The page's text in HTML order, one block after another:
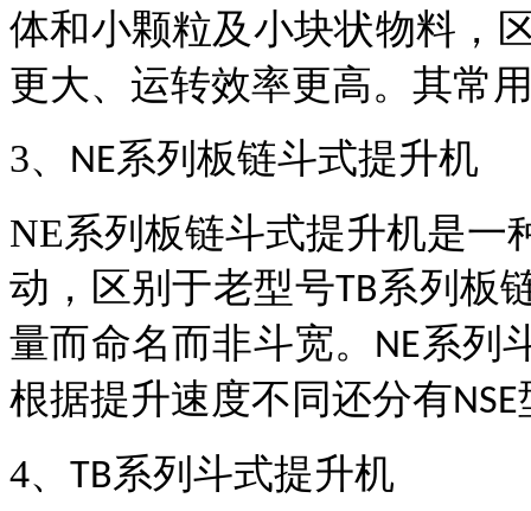
体和小颗粒及小块状物料，
更大、运转效率更高。其常
3、 NE系列板链斗式提升机
NE系列板链斗式提升机是一
动，区别于老型号TB系列板
量而命名而非斗宽。 NE系列
根据提升速度不同还分有NSE
4、 TB系列斗式提升机